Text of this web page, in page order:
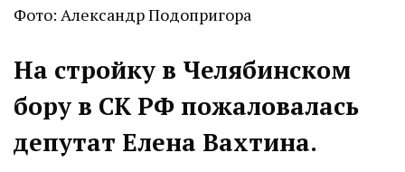
Фото: Александр Подопригора
На стройку в Челябинском
бору в СК РФ пожаловалась
депутат Елена Вахтина.